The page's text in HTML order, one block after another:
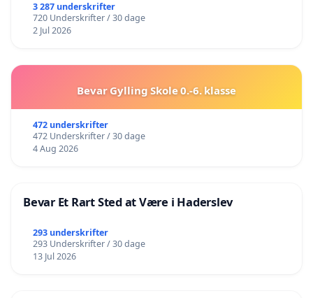
3 287 underskrifter
720 Underskrifter / 30 dage
2 Jul 2026
Bevar Gylling Skole 0.-6. klasse
472 underskrifter
472 Underskrifter / 30 dage
4 Aug 2026
Bevar Et Rart Sted at Være i Haderslev
293 underskrifter
293 Underskrifter / 30 dage
13 Jul 2026